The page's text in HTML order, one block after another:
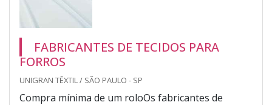
FABRICANTES DE TECIDOS PARA
FORROS
UNIGRAN TÊXTIL / SÃO PAULO - SP
Compra mínima de um roloOs fabricantes de